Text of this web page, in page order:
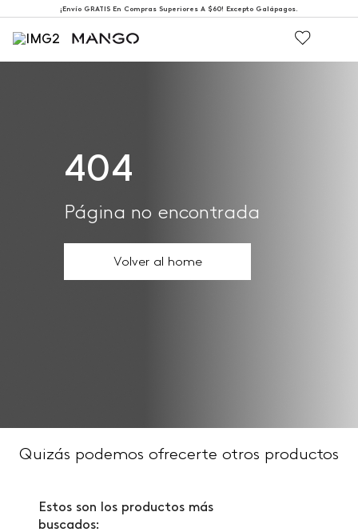
¡Envío GRATIS En Compras Superiores A $60! Excepto Galápagos.
404
Página no encontrada
Volver al home
Quizás podemos ofrecerte otros productos
Estos son los productos más
buscados: